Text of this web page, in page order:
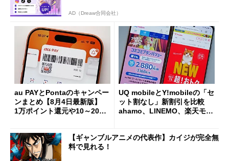
AD（Dreaw合同会社）
au PAYとPontaのキャンペー
ンまとめ【8月4日最新版】
1万ポイント還元や10～20％
UQ mobileとY!mobileの「セ
ット割なし」新割引を比較
ahamo、LINEMO、楽天モバ
【ギャンブルアニメの代表作】カイジが完全無
料で見れる！